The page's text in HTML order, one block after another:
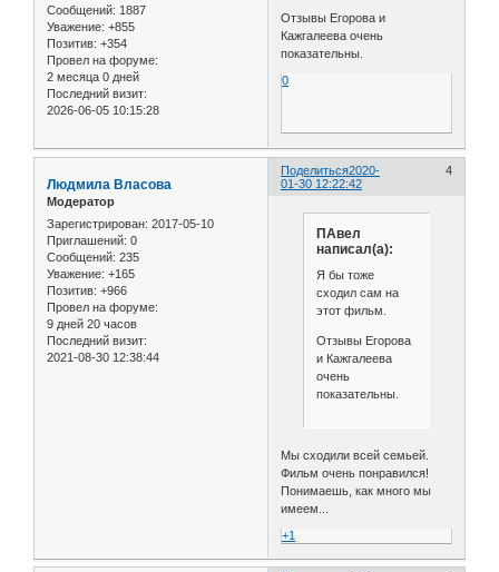
Сообщений: 1887
Уважение: +855
Позитив: +354
Провел на форуме:
2 месяца 0 дней
Последний визит:
2026-06-05 10:15:28
Отзывы Егорова и
Кажгалеева очень
показательны.
0
Поделиться 4
2020-
01-30 12:22:42
Людмила Власова
Модератор
Зарегистрирован: 2017-05-10
Приглашений: 0
Сообщений: 235
Уважение: +165
Позитив: +966
Провел на форуме:
9 дней 20 часов
Последний визит:
2021-08-30 12:38:44
ПАвел
написал(а):
Я бы тоже
сходил сам на
этот фильм.
Отзывы Егорова
и Кажгалеева
очень
показательны.
Мы сходили всей семьей.
Фильм очень понравился!
Понимаешь, как много мы
имеем...
+1